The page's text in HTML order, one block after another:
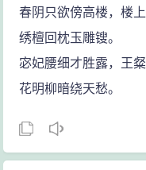
春阴只欲傍高楼，楼
绣檀回枕玉雕锼。
宓妃腰细才胜露，王
花明柳暗绕天愁。